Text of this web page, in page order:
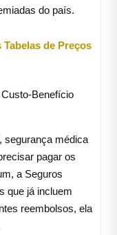
do país.
de Preços
Benefício
segurança médica
pagar os
a Seguros
que já incluem
reembolsos, ela